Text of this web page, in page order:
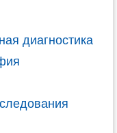
диагностика